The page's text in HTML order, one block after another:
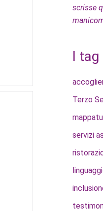
scrisse
I
Terzo
servizi